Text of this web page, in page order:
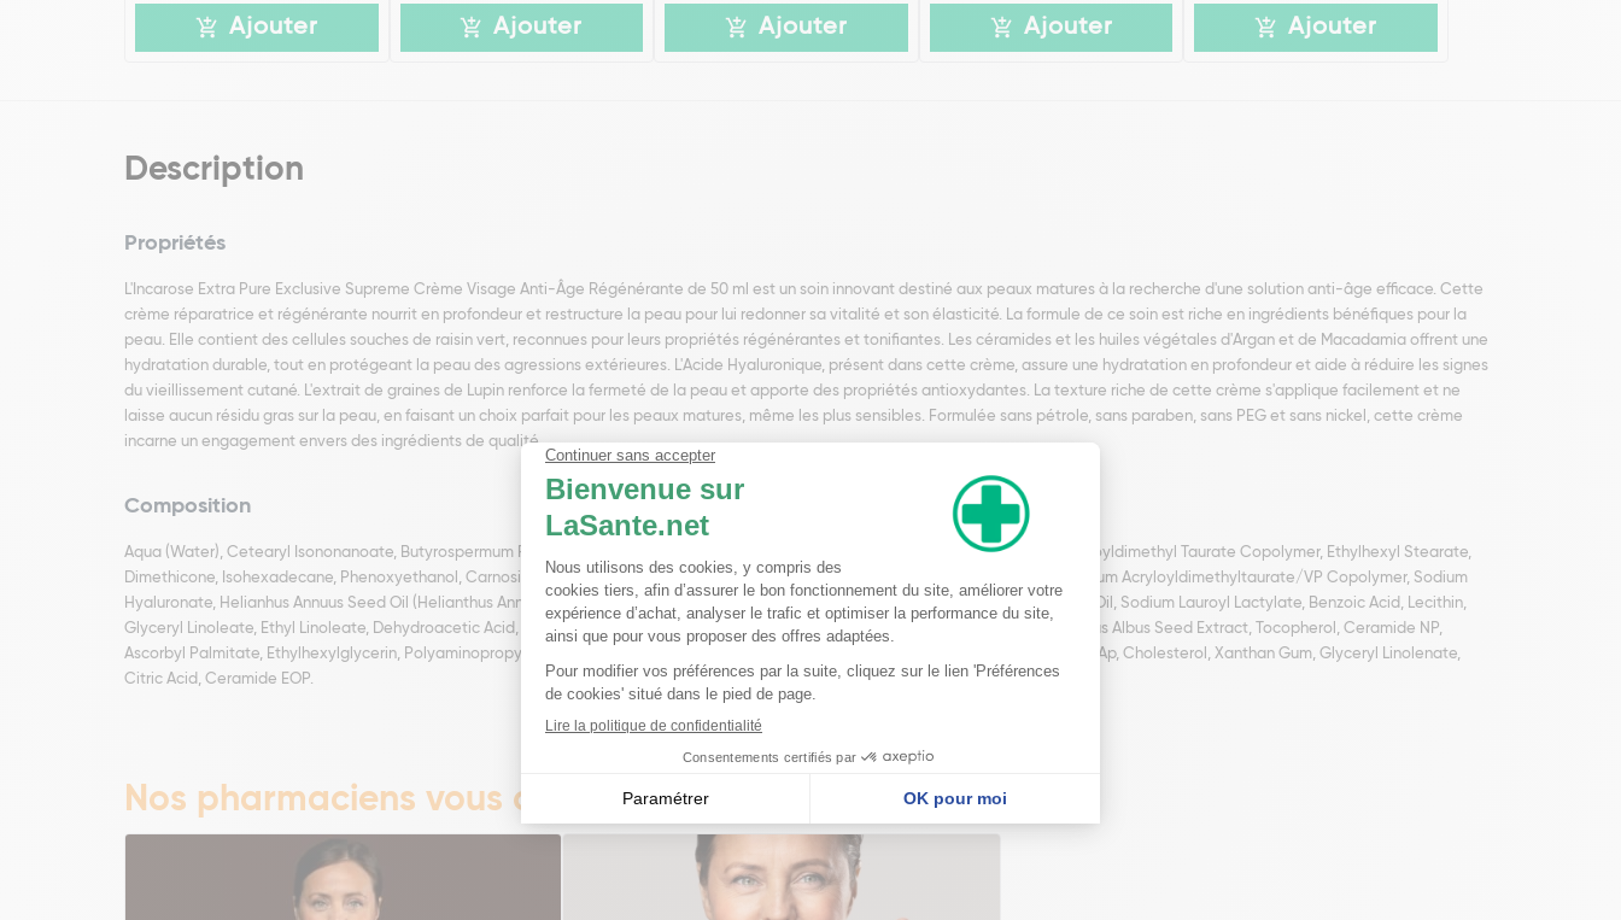
Ajouter Ajouter Ajouter Ajouter Ajouter
Description
Propriétés
L'Incarose Extra Pure Exclusive Supreme Crème Visage Anti-Âge Régénérante de 50 ml est un soin innovant destiné aux peaux matures à la recherche d'une solution anti-âge efficace. Cette
crème réparatrice et régénérante nourrit en profondeur et restructure la peau pour lui redonner sa vitalité et son élasticité. La formule de ce soin est riche en ingrédients bénéfiques pour la
peau. Elle contient des cellules souches de raisin vert, reconnues pour leurs propriétés régénérantes et tonifiantes. Les céramides et les huiles végétales d'Argan et de Macadamia offrent une
hydratation durable, tout en protégeant la peau des agressions extérieures. L'Acide Hyaluronique, présent dans cette crème, assure une hydratation en profondeur et aide à réduire les signes
du vieillissement cutané. L'extrait de graines de Lupin renforce la fermeté de la peau et apporte des propriétés antioxydantes. La texture riche de cette crème s'applique facilement et ne
laisse aucun résidu gras sur la peau, en faisant un choix parfait pour les peaux matures, même les plus sensibles. Formulée sans pétrole, sans paraben, sans PEG et sans nickel, cette crème
incarne un engagement envers des ingrédients de qualité.
Composition
Aqua (Water), Cetearyl Isononanoate, Butyrospermum Parkii Oil (Butyrospermum Parkii (Shea) Oil), Hydroxyethyl Acrylate/Sodium Acryloyldimethyl Taurate Copolymer, Ethylhexyl Stearate,
Dimethicone, Isohexadecane, Phenoxyethanol, Carnosine, Argania Spinosa Oil (Argania Spinosa Kernel Oil), Parfum (Fragrance), Ammonium Acryloyldimethyltaurate/VP Copolymer, Sodium
Hyaluronate, Helianhus Annuus Seed Oil (Helianthus Annuus (Sunflower) Seed Oil), Sodium Dehydroacetate, Macadamia Ternifolia Seed Oil, Sodium Lauroyl Lactylate, Benzoic Acid, Lecithin,
Glyceryl Linoleate, Ethyl Linoleate, Dehydroacetic Acid, Glyceryl Oleate, Ethyl Oleate, Ethyl Linoleate, Ethyl Linolenate, Lactic Acid, Lupinus Albus Seed Extract, Tocopherol, Ceramide NP,
Ascorbyl Palmitate, Ethylhexylglycerin, Polyaminopropyl Biguanide, Vitis Vinifera Fruit Meristem Cell Culture, Phytosphigosine, Ceramide Ap, Cholesterol, Xanthan Gum, Glyceryl Linolenate,
Citric Acid, Ceramide EOP.
Nos pharmaciens vous conseillent